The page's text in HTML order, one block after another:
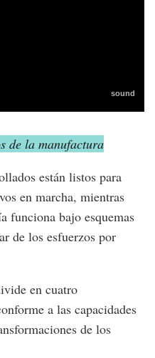
de la manufactura
están listos para
en marcha, mientras
funciona bajo esquemas
de los esfuerzos por
en cuatro
a las capacidades
de los